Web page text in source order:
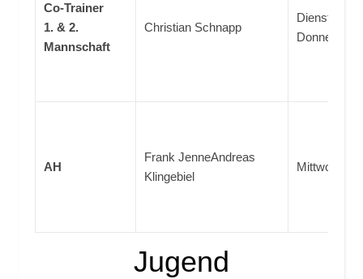
Co-Trainer
1. & 2.
Mannschaft
Christian Schnapp
Dienstag:
AH
Frank JenneAndreas
Klingebiel
Mittwoch:
Jugend